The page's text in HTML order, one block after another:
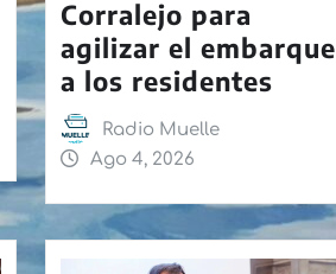
Corralejo para
agilizar el embarque
a los residentes
Radio Muelle
Ago 4, 2026